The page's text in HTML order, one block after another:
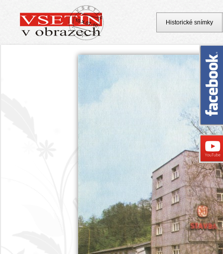
Historické snímky